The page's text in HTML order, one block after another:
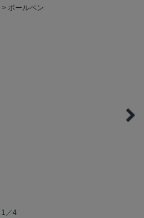
ボールペン
1／4